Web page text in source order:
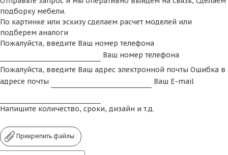
подборку мебели.
По картинке или эскизу сделаем расчет моделей или
подберем аналоги
Пожалуйста, введите Ваш номер телефона
Ваш номер телефона
Пожалуйста, введите Ваш адрес электронной почты Ошибка в
адресе почты
Ваш E-mail
Напишите количество, сроки, дизайн и т.д.
Прикрепить файлы